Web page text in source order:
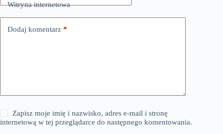
Witryna internetowa
Dodaj komentarz *
Zapisz moje imię i nazwisko, adres e-mail i stronę
internetową w tej przeglądarce do następnego komentowania.